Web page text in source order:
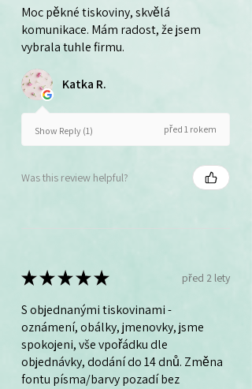
Moc pěkné tiskoviny, skvělá
komunikace. Mám radost, že jsem
vybrala tuhle firmu.
Katka R.
Show Reply (1) před 1 rokem
Was this review helpful?
★★★★★ před 2 lety
S objednanými tiskovinami -
oznámení, obálky, jmenovky, jsme
spokojeni, vše vpořádku dle
objednávky, dodání do 14 dnů. Změna
fontu písma/barvy pozadí bez